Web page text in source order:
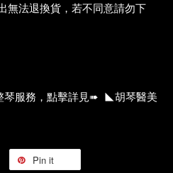
無法退換貨，若不同意請勿下
琴服務，點擊詳見➠ ◣胡琴醫美
Pin it